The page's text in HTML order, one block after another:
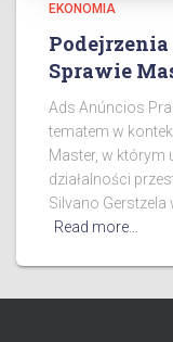
EKONOMIA
Sprawie
Ads Anúncios
tematem w
Master, w którym
działalności
Silvano Gerstzela
Read more…